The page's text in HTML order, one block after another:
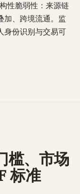
性脆弱性：来源链
加、跨境流通。监
身份识别与交易可
槛、市场
标准